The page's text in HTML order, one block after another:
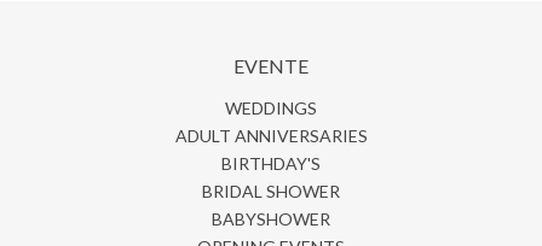
EVENTE
WEDDINGS
ADULT ANNIVERSARIES
BIRTHDAY'S
BRIDAL SHOWER
BABYSHOWER